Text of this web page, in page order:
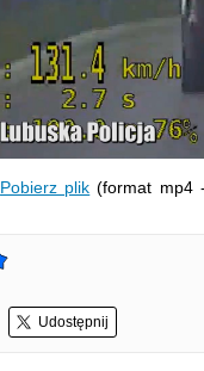
Pobierz plik (format mp4
Udostępnij